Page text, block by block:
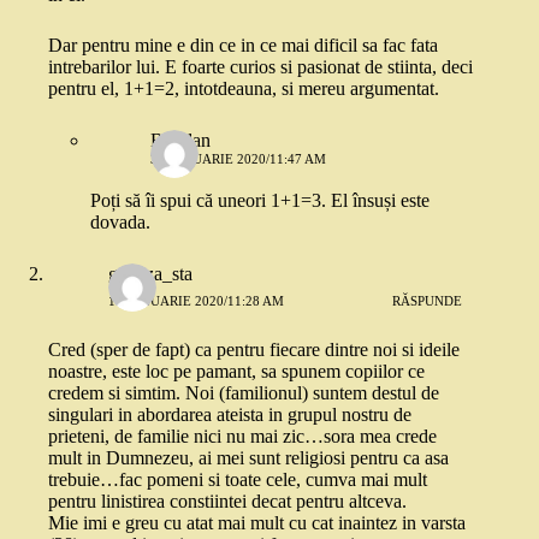
Dar pentru mine e din ce in ce mai dificil sa fac fata
intrebarilor lui. E foarte curios si pasionat de stiinta, deci
pentru el, 1+1=2, intotdeauna, si mereu argumentat.
Bogdan
30 IANUARIE 2020/11:47 AM
Poți să îi spui că uneori 1+1=3. El însuși este
dovada.
gabitza_sta
16 IANUARIE 2020/11:28 AM RĂSPUNDE
Cred (sper de fapt) ca pentru fiecare dintre noi si ideile
noastre, este loc pe pamant, sa spunem copiilor ce
credem si simtim. Noi (familionul) suntem destul de
singulari in abordarea ateista in grupul nostru de
prieteni, de familie nici nu mai zic…sora mea crede
mult in Dumnezeu, ai mei sunt religiosi pentru ca asa
trebuie…fac pomeni si toate cele, cumva mai mult
pentru linistirea constiintei decat pentru altceva.
Mie imi e greu cu atat mai mult cu cat inaintez in varsta